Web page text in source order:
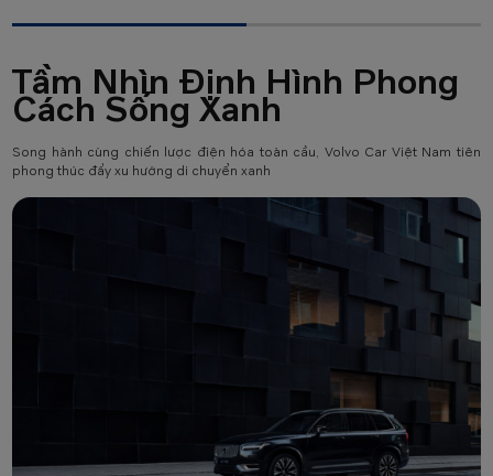
Tầm Nhìn Định Hình Phong
Cách Sống Xanh
Song hành cùng chiến lược điện hóa toàn cầu, Volvo Car Việt Nam tiên
phong thúc đẩy xu hướng di chuyển xanh